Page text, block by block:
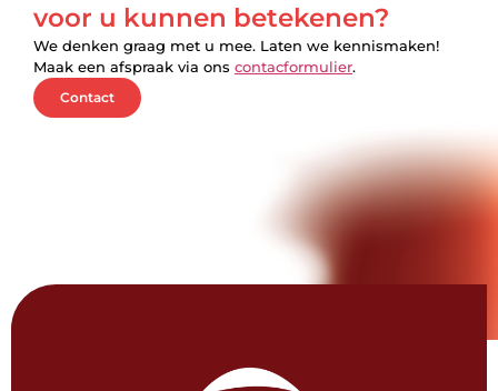
voor u kunnen betekenen?
We denken graag met u mee. Laten we kennismaken!
Maak een afspraak via ons contacformulier.
Contact